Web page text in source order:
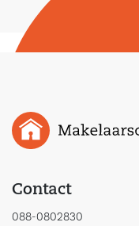
Contact
088-0802830